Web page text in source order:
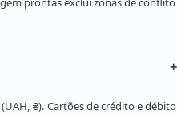
+
₴). Cartões de crédito e débito